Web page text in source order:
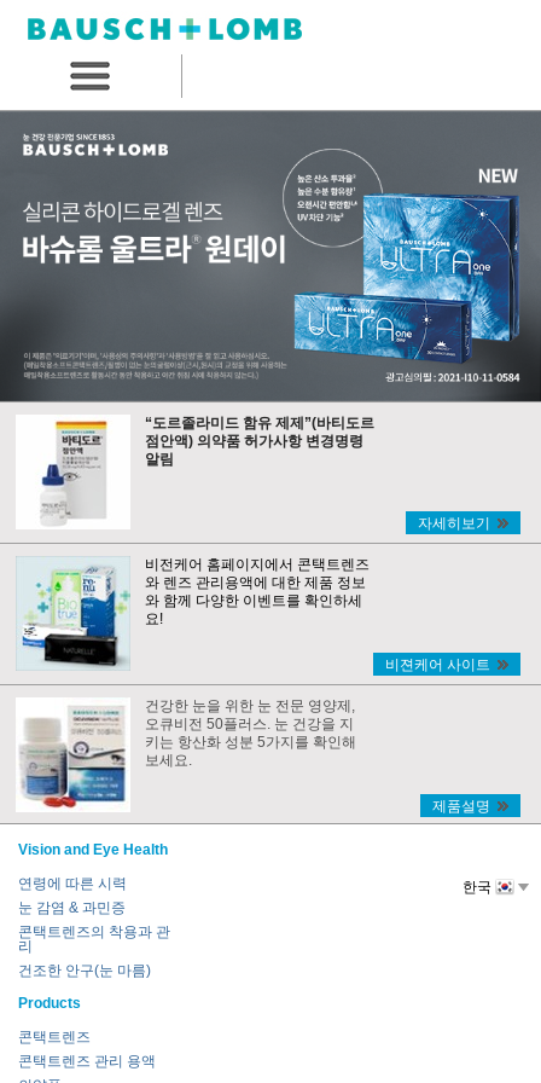
“도르졸라미드 함유 제제”(바티도르
점안액) 의약품 허가사항 변경명령
알림
자세히보기
비전케어 홈페이지에서 콘택트렌즈
와 렌즈 관리용액에 대한 제품 정보
와 함께 다양한 이벤트를 확인하세
요!
비젼케어 사이트
건강한 눈을 위한 눈 전문 영양제,
오큐비전 50플러스. 눈 건강을 지
키는 항산화 성분 5가지를 확인해
보세요.
제품설명
Vision and Eye Health
연령에 따른 시력
눈 감염 & 과민증
콘택트렌즈의 착용과 관
리
건조한 안구(눈 마름)
Products
콘택트렌즈
콘택트렌즈 관리 용액
한국